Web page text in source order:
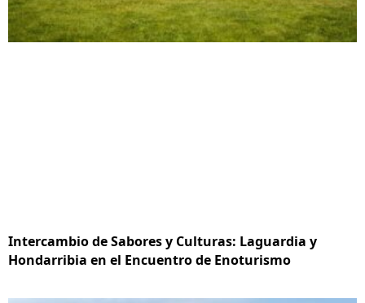
Intercambio de Sabores y Culturas: Laguardia y
Hondarribia en el Encuentro de Enoturismo